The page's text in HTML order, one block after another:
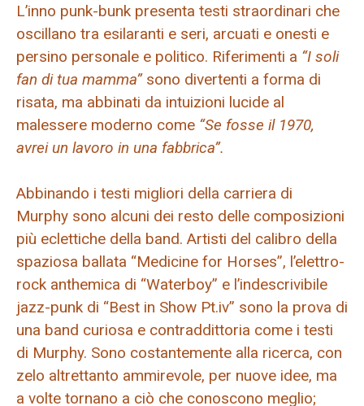
L’inno punk-bunk presenta testi straordinari che
oscillano tra esilaranti e seri, arcuati e onesti e
persino personale e politico. Riferimenti a “I soli
fan di tua mamma”sono divertenti a forma di
risata, ma abbinati da intuizioni lucide al
malessere moderno come “Se fosse il 1970,
avrei un lavoro in una fabbrica”.
Abbinando i testi migliori della carriera di
Murphy sono alcuni dei resto delle composizioni
più eclettiche della band. Artisti del calibro della
spaziosa ballata “Medicine for Horses”, l’elettro-
rock anthemica di “Waterboy” e l’indescrivibile
jazz-punk di “Best in Show Pt.iv” sono la prova di
una band curiosa e contraddittoria come i testi
di Murphy. Sono costantemente alla ricerca, con
zelo altrettanto ammirevole, per nuove idee, ma
a volte tornano a ciò che conoscono meglio;